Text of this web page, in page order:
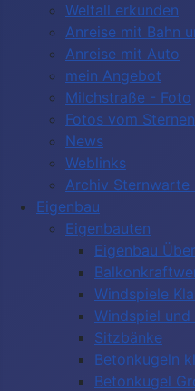
Weltall erkunden
Anreise mit Bahn
Anreise mit Auto
mein Angebot
Milchstraße - Foto
Fotos vom
News
Weblinks
Archiv Sternwarte
Eigenbau
Eigenbauten
Eigenbau
Windspiele
Windspiel und
Sitzbänke
Betonkugeln
Betonkugel